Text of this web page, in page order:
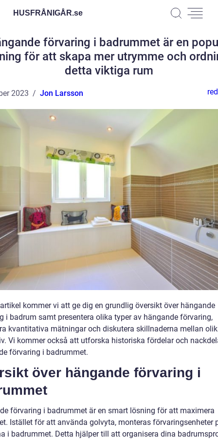
HUSFRÅNIGÅR.se
förvaring i badrummet är en
för att skapa mer utrymme och
detta viktiga rum
2023 Jon Larsson
kommer vi att ge dig en grundlig översikt över hängande
i badrum samt presentera olika typer av hängande förvaring,
kvantitativa mätningar och diskutera skillnaderna mellan
Vi kommer också att utforska historiska fördelar och
förvaring i badrummet.
över hängande förvaring i
förvaring i badrummet är en smart lösning för att maximera
Istället för att använda golvyta, monteras förvaringsenheter
i badrummet. Detta hjälper till att organisera dina